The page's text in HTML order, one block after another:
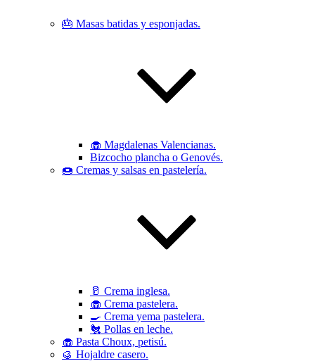
🎂 Masas batidas y esponjadas.
🧁 Magdalenas Valencianas.
Bizcocho plancha o Genovés.
🍩 Cremas y salsas en pastelería.
🥛 Crema inglesa.
🧁 Crema pastelera.
🍳 Crema yema pastelera.
🐔 Pollas en leche.
🧁 Pasta Choux, petisú.
🥮 Hojaldre casero.